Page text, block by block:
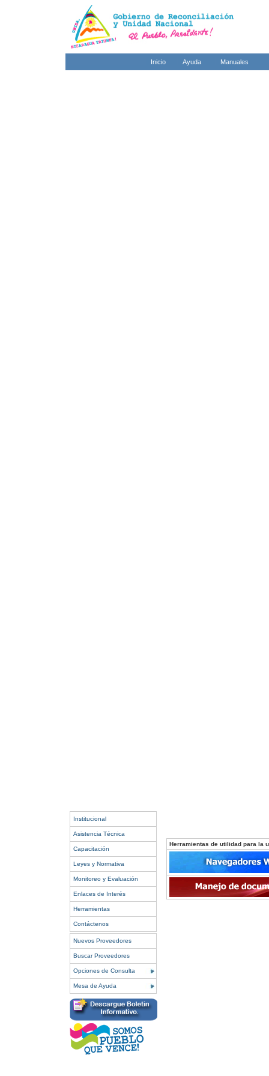
Inicio Ayuda Manuales
Institucional
Asistencia Técnica
Capacitación
Leyes y Normativa
Monitoreo y Evaluación
Enlaces de Interés
Herramientas
Contáctenos
Nuevos Proveedores
Buscar Proveedores
Opciones de Consulta
Mesa de Ayuda
Herramientas de utilidad para la